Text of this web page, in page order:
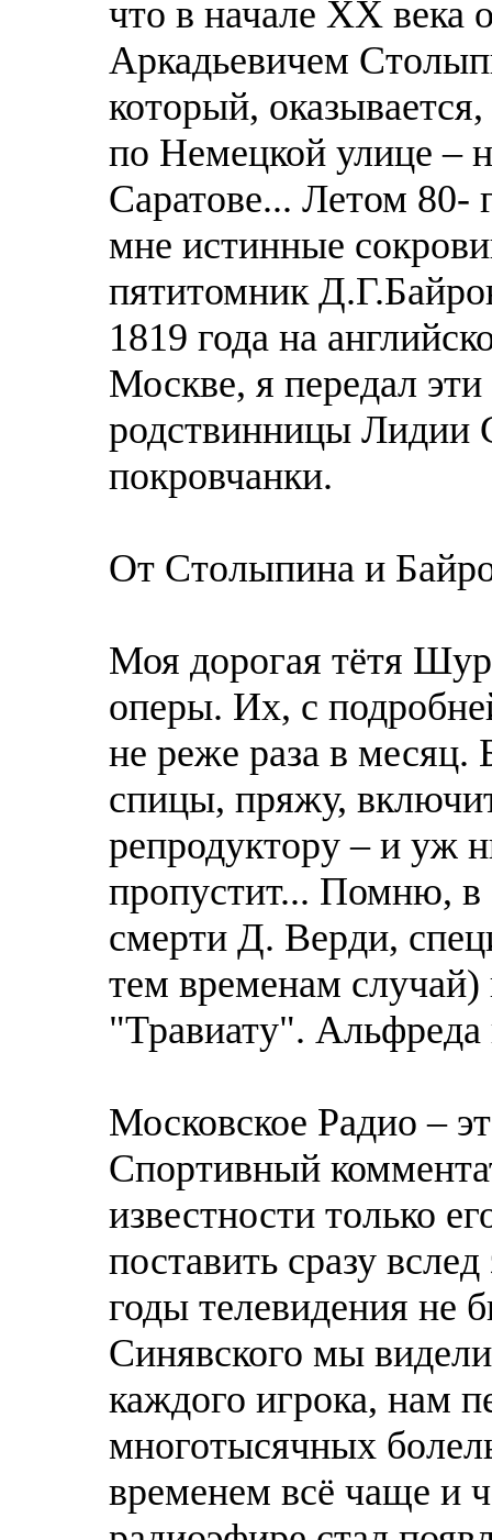
что в начале ХХ века
Аркадьевичем
который,
по Немецкой улице –
Саратове... Летом 80-
мне истинные
пятитомник
1819 года на
Москве, я передал
родствинницы Лидии
покровчанки.
От Столыпина и
Моя дорогая тётя
оперы. Их, с
не реже раза в месяц.
спицы, пряжу,
репродуктору – и уж
пропустит... Помню, в
смерти Д. Верди,
тем временам случай)
"Травиату". Альфреда
Московское Радио –
Спортивный
известности только
поставить сразу
годы телевидения не
Синявского мы
каждого игрока, нам
многотысячных
временем всё чаще и